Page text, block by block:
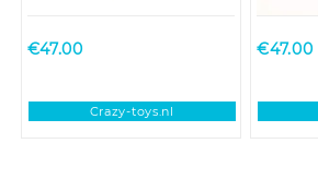
€47.00
Crazy-toys.nl
€47.00